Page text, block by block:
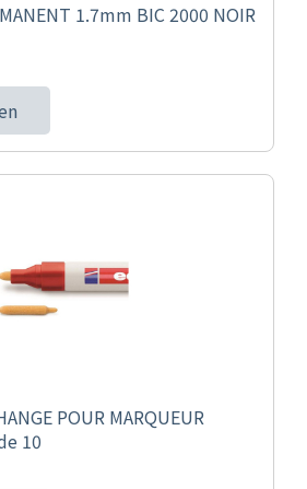
1.7mm BIC 2000 NOIR
POUR MARQUEUR
10